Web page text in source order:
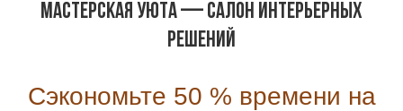
Мастерская уюта — САЛОН ИНТЕРЬЕРНЫХ
РЕШЕНИЙ
Сэкономьте 50 % времени на